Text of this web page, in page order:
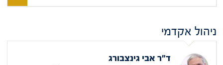
ניהול אקדמי
ד"ר אבי גינצבורג